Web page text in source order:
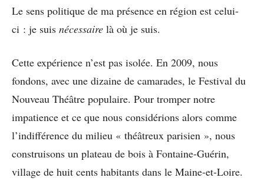
Le sens politique de ma présence en région est celui-
ci : je suis nécessaire là où je suis.
Cette expérience n’est pas isolée. En 2009, nous
fondons, avec une dizaine de camarades, le Festival du
Nouveau Théâtre populaire. Pour tromper notre
impatience et ce que nous considérions alors comme
l’indifférence du milieu « théâtreux parisien », nous
construisons un plateau de bois à Fontaine-Guérin,
village de huit cents habitants dans le Maine-et-Loire.